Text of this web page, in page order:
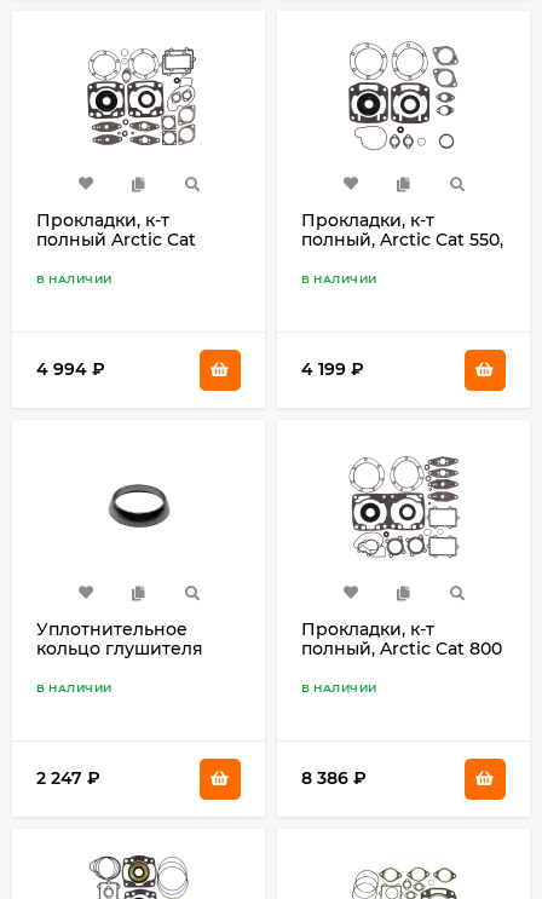
Прокладки, к-т
полный Arctic Cat
В НАЛИЧИИ
4 994 ₽
Прокладки, к-т
полный, Arctic Cat 550,
В НАЛИЧИИ
4 199 ₽
Уплотнительное
кольцо глушителя
SM-02006
В НАЛИЧИИ
2 247 ₽
Прокладки, к-т
полный, Arctic Cat 800
В НАЛИЧИИ
8 386 ₽